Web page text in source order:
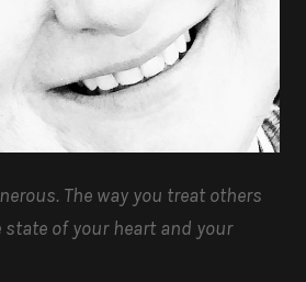
The way you treat others
of your heart and your